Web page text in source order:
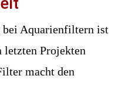
Aquarienfiltern ist
letzten Projekten
macht den